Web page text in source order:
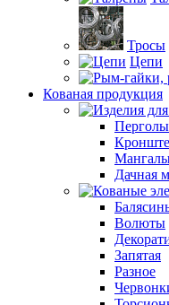
Тросы
Цепи
Кованая продукция
Перголы
Дачная
Волюты
Запятая
Разное